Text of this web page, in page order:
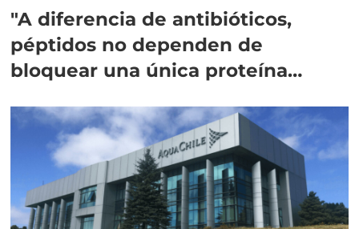
"A diferencia de antibióticos,
péptidos no dependen de
bloquear una única proteína